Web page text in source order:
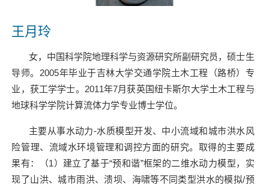
王月玲
女，中国科学院地理科学与资源研究所副研究员，硕士生
导师。 2005年毕业于吉林大学交通学院土木工程（路桥）专
业，获工学学士。 2011年7月获英国纽卡斯尔大学土木工程与
地球科学学院计算流体力学专业博士学位。
主要从事水动力-水质模型开发、中小流域和城市洪水风
险管理、流域水环境管理和调控方面的研究。取得的主要成
果有：（1）建立了基于“预和谐”框架的二维水动力模型，实
现了山洪、城市雨洪、溃坝、海啸等不同类型洪水的模拟/预